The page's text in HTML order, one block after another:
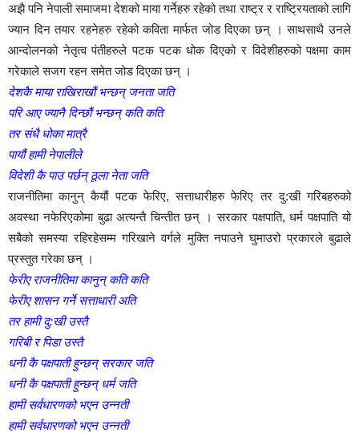
अझै पनि नेपाली समाजमा देशको माया गर्नेहरु रहेको तथा राष्ट्र र राष्ट्रियताको लागि
ज्यान दिन तयार रहनेहरु रहेको कविता मार्फत जोड दिएका छन् । साथसाथै उनले
आन्दोलनको नेतृत्व पंतीहरुले पटक पटक धोक दिएको र विदेशीहरुको पक्षमा काम
गरेकाले सजग रहन समेत जोड दिएका छन् ।
देशकै माया राखिराखौं भन्छन् जनता जति
परि आए ज्यानै दिन्छौं भन्छन् कति कति
तर संधै धोका मात्रै
पायौं हामी नेपालीले
विदेशी कै पाउ पर्छन् ठूला नेता जति
राजनीतिमा कानुन् कैयौं पटक फेरिए, सत्ताधारीहरु फेरिए तर दु:खी गरिबहरुको
अवस्था नफेरिएकोमा बुढा अत्यन्तै चिन्तीत छन् । सरकार पक्षपाति, धर्म पक्षपाति यो
सबैको समस्या रहिरहेसम्म गरिखाने वर्गले मुक्ति नपाउने घुमाउरो प्रकारले बुढाले
प्रस्तुत गरेका छन् ।
फेरीए राजनीतिमा कानुन् कति कति
फेरीए शासन गर्ने सत्ताधारी अति
तर हामी दु:खी उस्तै
गरिबी र पिडा उस्तै
धनी कै पक्षपाती हुन्छन् सरकार जति
धनी कै पक्षपाती हुन्छन् धर्म जति
हामी सर्वधारणको भएन उन्नती
हामी सर्वधारणको भएन उन्नती